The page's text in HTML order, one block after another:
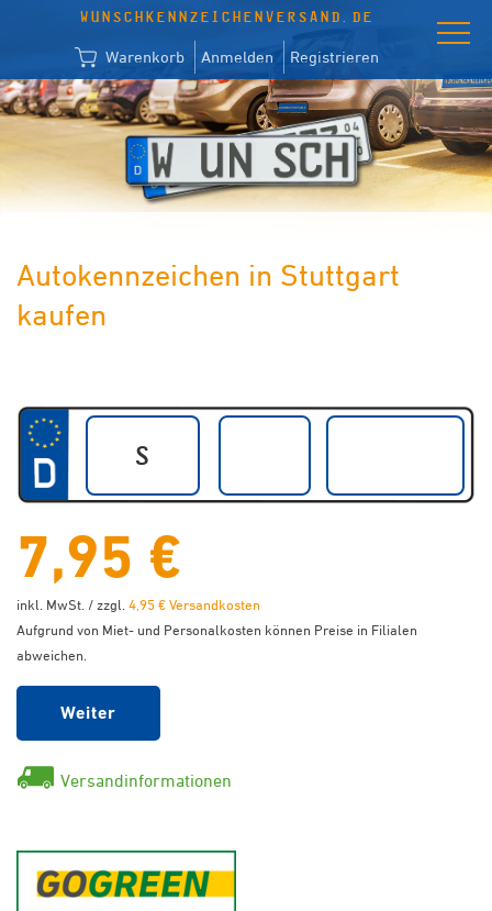
WUNSCHKENNZEICHENVERSAND.DE
Warenkorb Anmelden Registrieren
Autokennzeichen in Stuttgart
kaufen
7,95 €
inkl. MwSt. / zzgl. 4,95 € Versandkosten
Aufgrund von Miet- und Personalkosten können Preise in Filialen
abweichen.
Weiter
Versandinformationen